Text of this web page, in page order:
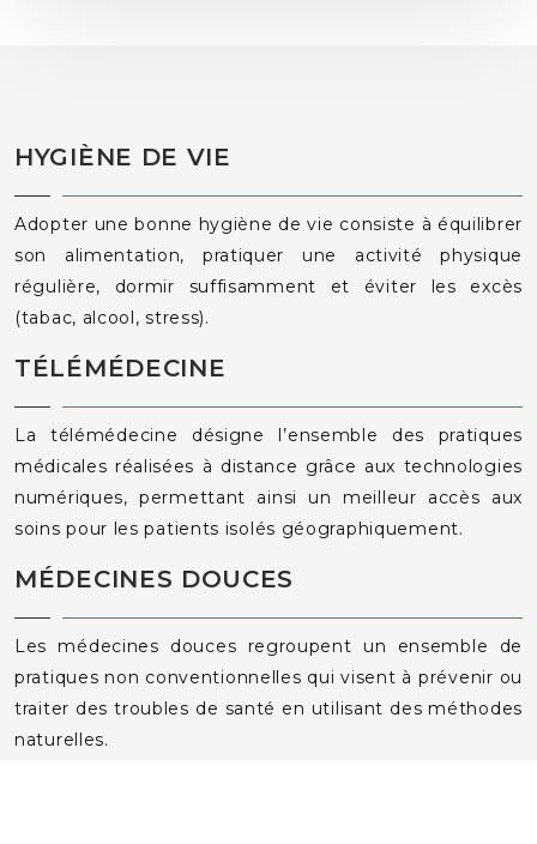
HYGIÈNE DE VIE
Adopter une bonne hygiène de vie consiste à équilibrer
son alimentation, pratiquer une activité physique
régulière, dormir suffisamment et éviter les excès
(tabac, alcool, stress).
TÉLÉMÉDECINE
La télémédecine désigne l’ensemble des pratiques
médicales réalisées à distance grâce aux technologies
numériques, permettant ainsi un meilleur accès aux
soins pour les patients isolés géographiquement.
MÉDECINES DOUCES
Les médecines douces regroupent un ensemble de
pratiques non conventionnelles qui visent à prévenir ou
traiter des troubles de santé en utilisant des méthodes
naturelles.